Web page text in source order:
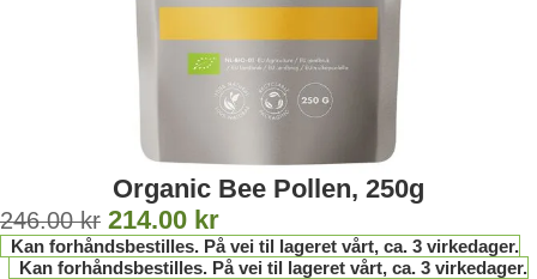
Organic Bee Pollen, 250g
246.00kr 214.00 kr
Kan forhåndsbestilles. På vei til lageret vårt, ca. 3 virkedager.
Kan forhåndsbestilles. På vei til lageret vårt, ca. 3 virkedager.